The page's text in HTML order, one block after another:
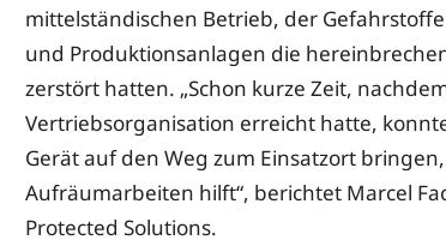
mittelständischen Betrieb, der
und Produktionsanlagen die
zerstört hatten. „Schon kurze Zeit,
Vertriebsorganisation erreicht hatte,
Gerät auf den Weg zum Einsatzort
Aufräumarbeiten hilft“, berichtet Marcel
Protected Solutions.